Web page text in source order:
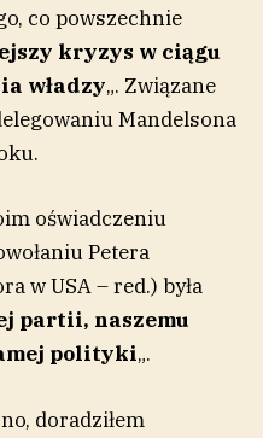
co powszechnie
kryzys w ciągu
władzy„. Związane
Mandelsona
oświadczeniu
Petera
w USA – red.) była
partii, naszemu
polityki„.
doradziłem